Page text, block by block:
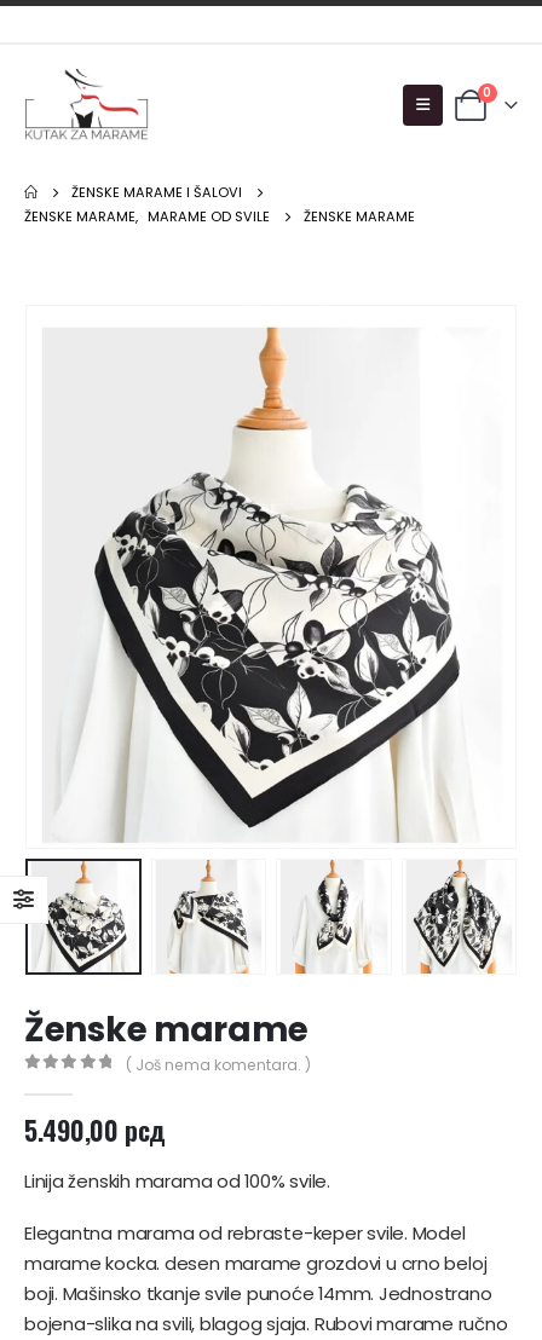
0
ŽENSKE MARAME I ŠALOVI
ŽENSKE MARAME, MARAME OD SVILE ŽENSKE MARAME
Ženske marame
( Još nema komentara. )
5.490,00 рсд
Linija ženskih marama od 100% svile.
Elegantna marama od rebraste-keper svile. Model
marame kocka. desen marame grozdovi u crno beloj
boji. Mašinsko tkanje svile punoće 14mm. Jednostrano
bojena-slika na svili, blagog sjaja. Rubovi marame ručno